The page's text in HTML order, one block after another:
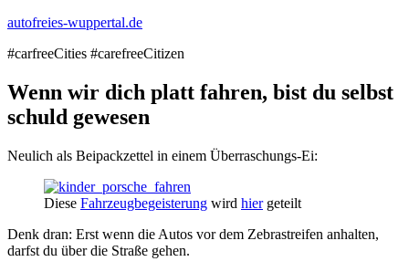
Zum
springen
autofreies-wuppertal.de
#carfreeCities #carefreeCitizen
Wenn wir dich platt fahren, bist du selbst
schuld gewesen
Neulich als Beipackzettel in einem Überraschungs-Ei:
Diese Fahrzeugbegeisterung wird hiergeteilt
Denk dran: Erst wenn die Autos vor dem Zebrastreifen anhalten,
darfst du über die Straße gehen.